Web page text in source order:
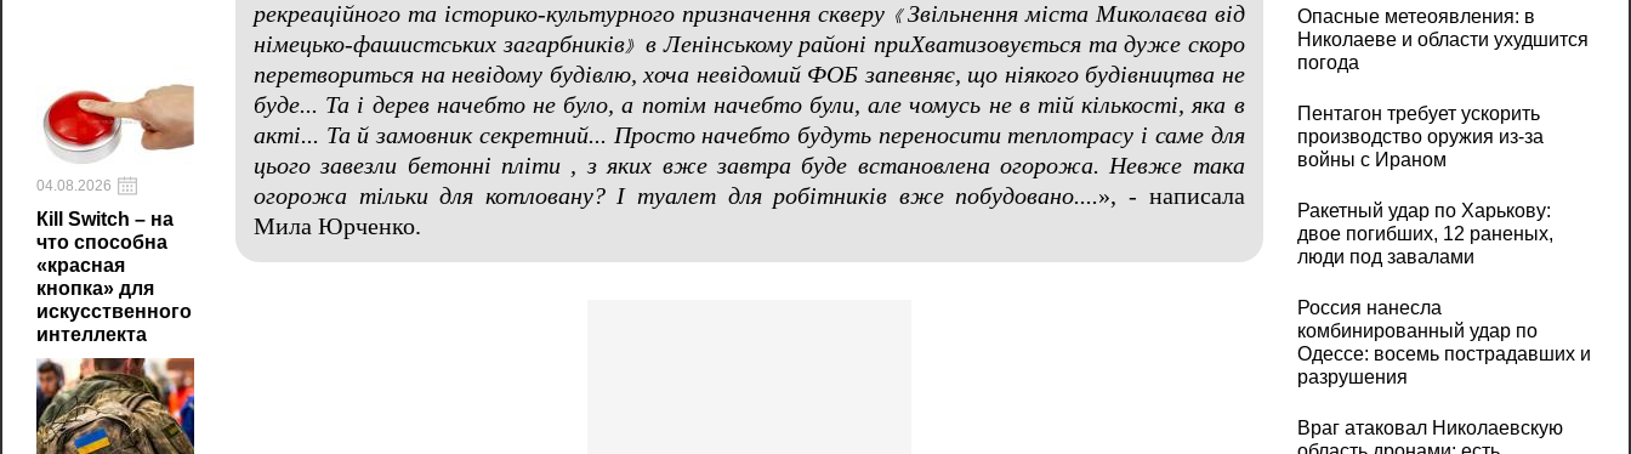
04.08.2026
Кill Switch – на
что способна
«красная
кнопка» для
искусственного
интеллекта
рекреаційного та історико-культурного призначення скверу《 Звільнення міста Миколаєва від
німецько-фашистських загарбників》в Ленінському районі приХватизовується та дуже скоро
перетвориться на невідому будівлю, хоча невідомий ФОБ запевняє, що ніякого будівництва не
буде... Та і дерев начебто не було, а потім начебто були, але чомусь не в тій кількості, яка в
акті... Та й замовник секретний... Просто начебто будуть переносити теплотрасу і саме для
цього завезли бетонні пліти , з яких вже завтра буде встановлена огорожа. Невже така
огорожа тільки для котловану? І туалет для робітників вже побудовано....», - написала
Мила Юрченко.
Опасные метеоявления: в
Николаеве и области ухудшится
погода
Пентагон требует ускорить
производство оружия из-за
войны с Ираном
Ракетный удар по Харькову:
двое погибших, 12 раненых,
люди под завалами
Россия нанесла
комбинированный удар по
Одессе: восемь пострадавших и
разрушения
Враг атаковал Николаевскую